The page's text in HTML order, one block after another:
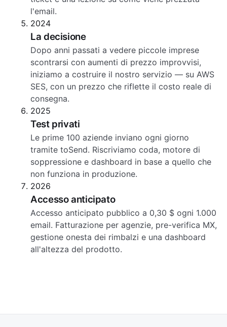
l'email.
2024
La decisione
Dopo anni passati a vedere piccole imprese
scontrarsi con aumenti di prezzo improvvisi,
iniziamo a costruire il nostro servizio — su AWS
SES, con un prezzo che riflette il costo reale di
consegna.
2025
Test privati
Le prime 100 aziende inviano ogni giorno
tramite toSend. Riscriviamo coda, motore di
soppressione e dashboard in base a quello che
non funziona in produzione.
2026
Accesso anticipato
Accesso anticipato pubblico a 0,30 $ ogni 1.000
email. Fatturazione per agenzie, pre-verifica MX,
gestione onesta dei rimbalzi e una dashboard
all'altezza del prodotto.